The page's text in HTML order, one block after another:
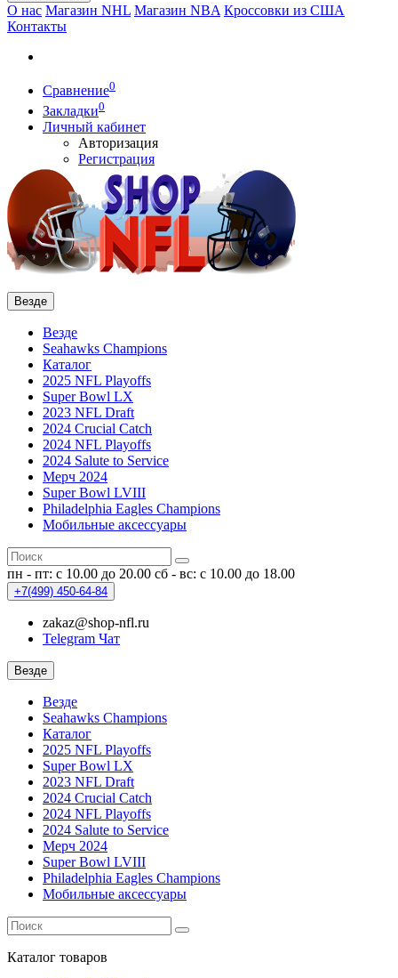
О нас Магазин NHL Магазин NBA Кроссовки из США
Контакты
Сравнение0
Закладки0
Личный кабинет
Авторизация
Регистрация
Везде
Везде
Seahawks Champions
Каталог
2025 NFL Playoffs
Super Bowl LX
2023 NFL Draft
2024 Crucial Catch
2024 NFL Playoffs
2024 Salute to Service
Мерч 2024
Super Bowl LVIII
Philadelphia Eagles Champions
Мобильные аксессуары
пн - пт: с 10.00 до 20.00 сб - вс: с 10.00 до 18.00
+7(499) 450-64-84
zakaz@shop-nfl.ru
Telegram Чат
Везде
Везде
Seahawks Champions
Каталог
2025 NFL Playoffs
Super Bowl LX
2023 NFL Draft
2024 Crucial Catch
2024 NFL Playoffs
2024 Salute to Service
Мерч 2024
Super Bowl LVIII
Philadelphia Eagles Champions
Мобильные аксессуары
Каталог товаров